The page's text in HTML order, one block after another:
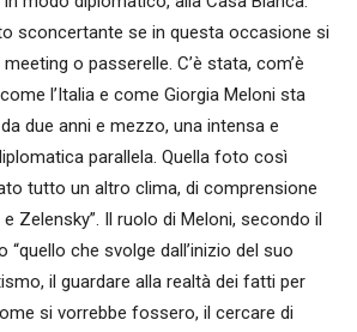
sconcertante se in questa occasione si
o passerelle. C’è stata, com’è
l’Italia e come Giorgia Meloni sta
due anni e mezzo, una intensa e
parallela. Quella foto così
tutto un altro clima, di comprensione
Zelensky”. Il ruolo di Meloni, secondo il
che svolge dall’inizio del suo
il guardare alla realtà dei fatti per
si vorrebbe fossero, il cercare di